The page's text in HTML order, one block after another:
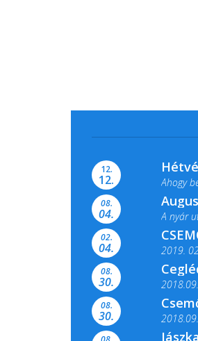
12.
12. Ahogy
08.
04. A nyár
02.
04. 2019.
Színes
08.
30.
08.
30.